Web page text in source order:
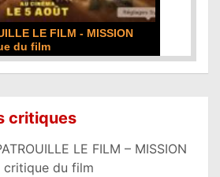
LE FILM - MISSION
du film
critiques
LE FILM – MISSION
critique du film